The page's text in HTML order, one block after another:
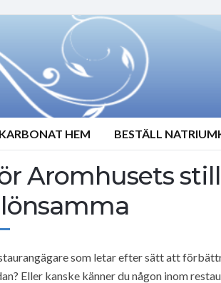
HEM BESTÄLL
Aromhusets
som letar efter sätt att
Eller kanske känner du någon inom